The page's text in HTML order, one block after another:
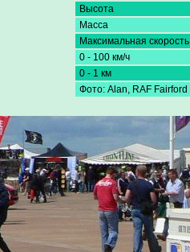
Высота
Масса
Максимальная скорость
0 - 100 км/ч
0 - 1 км
Фото: Alan, RAF